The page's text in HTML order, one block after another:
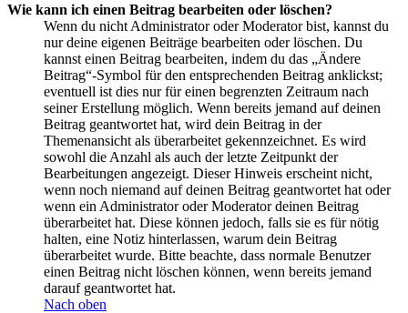
Wie kann ich einen Beitrag bearbeiten oder löschen?
Wenn du nicht Administrator oder Moderator bist, kannst du
nur deine eigenen Beiträge bearbeiten oder löschen. Du
kannst einen Beitrag bearbeiten, indem du das „Ändere
Beitrag“-Symbol für den entsprechenden Beitrag anklickst;
eventuell ist dies nur für einen begrenzten Zeitraum nach
seiner Erstellung möglich. Wenn bereits jemand auf deinen
Beitrag geantwortet hat, wird dein Beitrag in der
Themenansicht als überarbeitet gekennzeichnet. Es wird
sowohl die Anzahl als auch der letzte Zeitpunkt der
Bearbeitungen angezeigt. Dieser Hinweis erscheint nicht,
wenn noch niemand auf deinen Beitrag geantwortet hat oder
wenn ein Administrator oder Moderator deinen Beitrag
überarbeitet hat. Diese können jedoch, falls sie es für nötig
halten, eine Notiz hinterlassen, warum dein Beitrag
überarbeitet wurde. Bitte beachte, dass normale Benutzer
einen Beitrag nicht löschen können, wenn bereits jemand
darauf geantwortet hat.
Nach oben